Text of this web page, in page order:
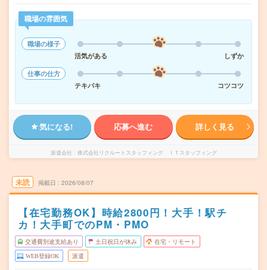
職場の雰囲気
職場の様子
活気がある
しずか
仕事の仕方
テキパキ
コツコツ
気になる! 応募へ進む 詳しく見る
派遣会社 株式会社リクルートスタッフィング ＩＴスタッフィング
未読 掲載日 2026/08/07
【在宅勤務OK】時給2800円！大手！駅チ
カ！大手町でのPM・PMO
交通費別途支給あり 土日祝日が休み 在宅・リモート
WEB登録OK 派遣